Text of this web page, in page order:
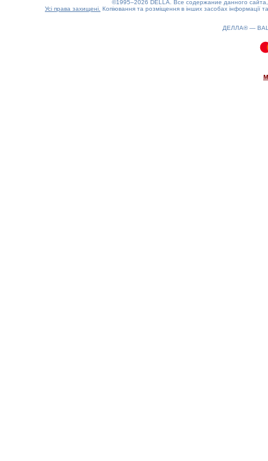
©1995–2026 DELLA. Все содержание данного
Усі права захищені. Копіювання та розміщення в інших засобах інформації
ДЕЛЛА® —